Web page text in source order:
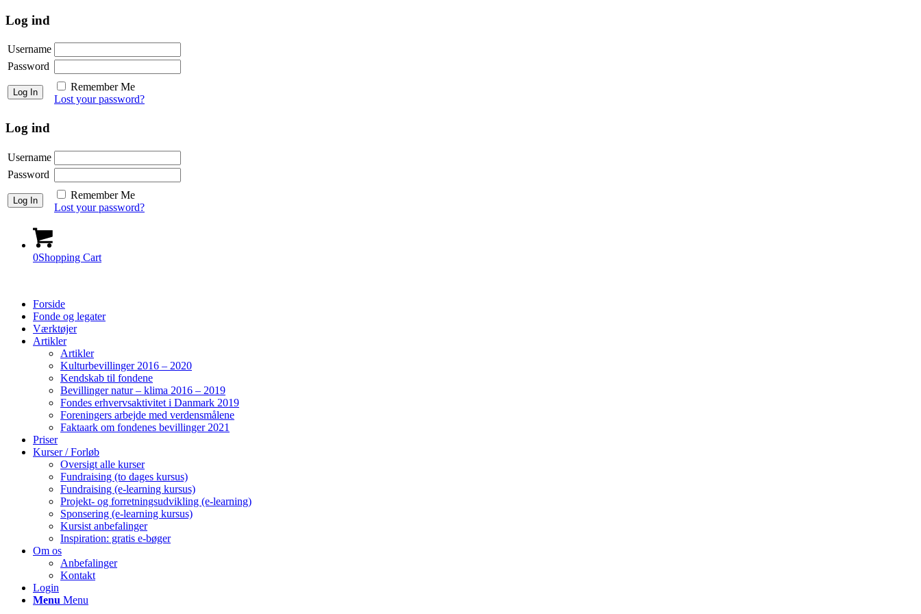
Log ind
Username
Password
Remember Me
Lost your password?
Log ind
Username
Password
Remember Me
Lost your password?
0Shopping Cart
Forside
Fonde og legater
Værktøjer
Artikler
Artikler
Kulturbevillinger 2016 – 2020
Kendskab til fondene
Bevillinger natur – klima 2016 – 2019
Fondes erhvervsaktivitet i Danmark 2019
Foreningers arbejde med verdensmålene
Faktaark om fondenes bevillinger 2021
Priser
Kurser / Forløb
Oversigt alle kurser
Fundraising (to dages kursus)
Fundraising (e-learning kursus)
Projekt- og forretningsudvikling (e-learning)
Sponsering (e-learning kursus)
Kursist anbefalinger
Inspiration: gratis e-bøger
Om os
Anbefalinger
Kontakt
Login
Menu Menu